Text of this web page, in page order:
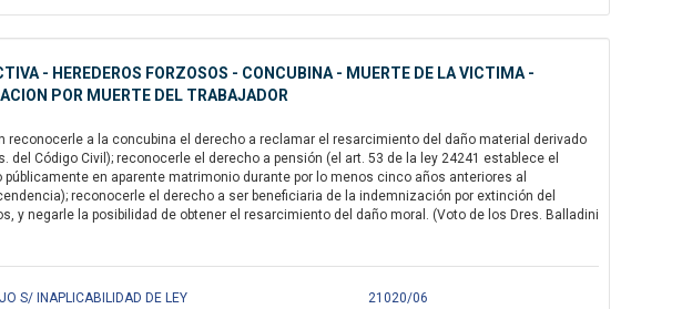
- HEREDEROS FORZOSOS - CONCUBINA - MUERTE DE LA VICTIMA -
POR MUERTE DEL TRABAJADOR
a la concubina el derecho a reclamar el resarcimiento del daño material derivado
Código Civil); reconocerle el derecho a pensión (el art. 53 de la ley 24241 establece el
en aparente matrimonio durante por lo menos cinco años anteriores al
reconocerle el derecho a ser beneficiaria de la indemnización por extinción del
y negarle la posibilidad de obtener el resarcimiento del daño moral. (Voto de los Dres. Balladini
S/ INAPLICABILIDAD DE LEY 21020/06